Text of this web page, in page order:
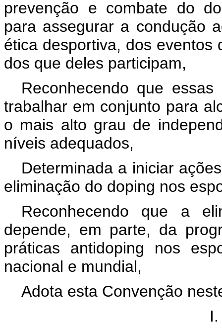
prevenção e combate do
para assegurar a condução
ética desportiva, dos eventos
dos que deles participam,
Reconhecendo que
trabalhar em conjunto para
o mais alto grau de
níveis adequados,
Determinada a iniciar
eliminação do doping nos
Reconhecendo que a
depende, em parte, da
práticas antidoping nos
nacional e mundial,
Adota esta Convenção